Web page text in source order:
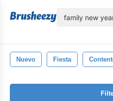
Nuevo Fiesta